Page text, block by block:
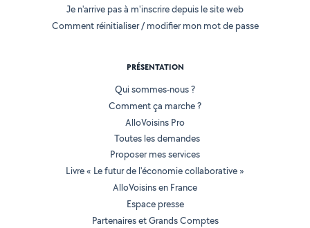
Je n'arrive pas à m'inscrire depuis le site web
Comment réinitialiser / modifier mon mot de passe
PRÉSENTATION
Qui sommes-nous ?
Comment ça marche ?
AlloVoisins Pro
Toutes les demandes
Proposer mes services
Livre « Le futur de l'économie collaborative »
AlloVoisins en France
Espace presse
Partenaires et Grands Comptes